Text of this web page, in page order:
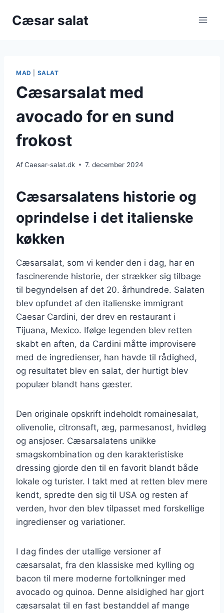
Cæsar salat
MAD SALAT
Cæsarsalat med
avocado for en sund
frokost
AfCaesar-salat.dk 7. december 2024
Cæsarsalatens historie og
oprindelse i det italienske
køkken
Cæsarsalat, som vi kender den i dag, har en
fascinerende historie, der strækker sig tilbage
til begyndelsen af det 20. århundrede. Salaten
blev opfundet af den italienske immigrant
Caesar Cardini, der drev en restaurant i
Tijuana, Mexico. Ifølge legenden blev retten
skabt en aften, da Cardini måtte improvisere
med de ingredienser, han havde til rådighed,
og resultatet blev en salat, der hurtigt blev
populær blandt hans gæster.
Den originale opskrift indeholdt romainesalat,
olivenolie, citronsaft, æg, parmesanost, hvidløg
og ansjoser. Cæsarsalatens unikke
smagskombination og den karakteristiske
dressing gjorde den til en favorit blandt både
lokale og turister. I takt med at retten blev mere
kendt, spredte den sig til USA og resten af
verden, hvor den blev tilpasset med forskellige
ingredienser og variationer.
I dag findes der utallige versioner af
cæsarsalat, fra den klassiske med kylling og
bacon til mere moderne fortolkninger med
avocado og quinoa. Denne alsidighed har gjort
cæsarsalat til en fast bestanddel af mange